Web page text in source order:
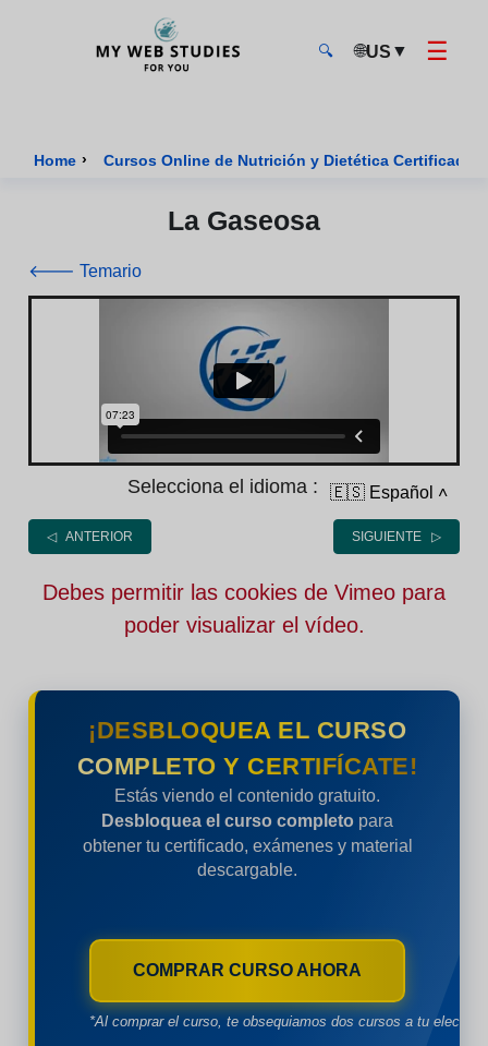
🔍 🌐US ▼ ☰
Home › Cursos Online de Nutrición y Dietética Certificados
La Gaseosa
🡐 Temario
Selecciona el idioma : 🇪🇸 Español ˄
◁ ANTERIOR SIGUIENTE ▷
Debes permitir las cookies de Vimeo para
poder visualizar el vídeo.
¡DESBLOQUEA EL CURSO
COMPLETO Y CERTIFÍCATE!
Estás viendo el contenido gratuito.
Desbloquea el curso completo para
obtener tu certificado, exámenes y material
descargable.
COMPRAR CURSO AHORA
*Al comprar el curso, te obsequiamos dos cursos a tu